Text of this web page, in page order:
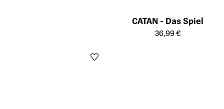
CATAN - Das Spiel
Öffnet die Detailseite des
36,99 €